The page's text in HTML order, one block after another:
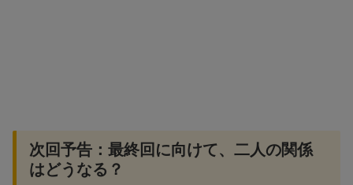
次回予告：最終回に向けて、二人の関係
はどうなる？